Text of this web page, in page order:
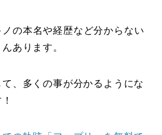
の本名や経歴など分からない
あります。
、多くの事が分かるようにな